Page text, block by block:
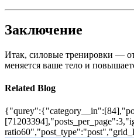
Заключение
Итак, силовые тренировки —
меняется ваше тело и
Related Blog